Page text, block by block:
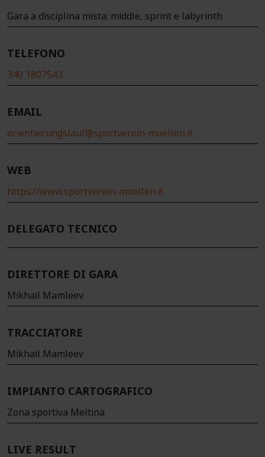
Gara a disciplina mista: middle, sprint e labyrinth
TELEFONO
340 1807543
EMAIL
orientierungslauf@sportverein-moelten.it
WEB
https://www.sportverein-moelten.it
DELEGATO TECNICO
DIRETTORE DI GARA
Mikhail Mamleev
TRACCIATORE
Mikhail Mamleev
IMPIANTO CARTOGRAFICO
Zona sportiva Meltina
LIVE RESULT